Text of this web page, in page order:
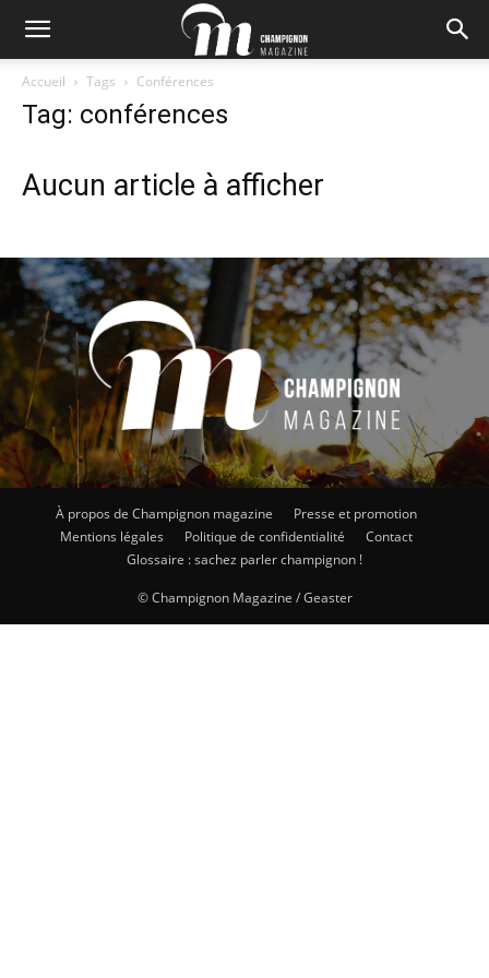
Accueil Tags Conférences
Tag: conférences
Aucun article à afficher
À propos de Champignon magazine
Presse et promotion
Mentions légales
Politique de confidentialité
Contact
Glossaire : sachez parler champignon !
© Champignon Magazine / Geaster